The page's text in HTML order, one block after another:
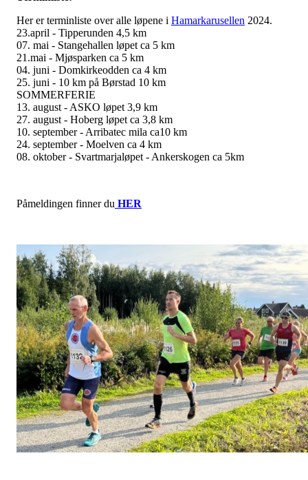
Her er terminliste over alle løpene i Hamarkarusellen 2024.
23.april - Tipperunden 4,5 km
07. mai - Stangehallen løpet ca 5 km
21.mai - Mjøsparken ca 5 km
04. juni - Domkirkeodden ca 4 km
25. juni - 10 km på Børstad 10 km
SOMMERFERIE
13. august - ASKO løpet 3,9 km
27. august - Hoberg løpet ca 3,8 km
10. september - Arribatec mila ca10 km
24. september - Moelven ca 4 km
08. oktober - Svartmarjaløpet - Ankerskogen ca 5km
Påmeldingen finner du HER